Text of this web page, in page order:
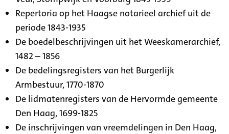
Repertoria op het Haagse notarieel archief uit de
periode 1843-1935
De boedelbeschrijvingen uit het Weeskamerarchief,
1482 – 1856
De bedelingsregisters van het Burgerlijk
Armbestuur, 1770-1870
De lidmatenregisters van de Hervormde gemeente
Den Haag, 1699-1825
De inschrijvingen van vreemdelingen in Den Haag,